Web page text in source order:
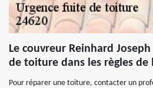
Le couvreur Reinhard
de toiture dans les règles de
Pour réparer une toiture, contacter un